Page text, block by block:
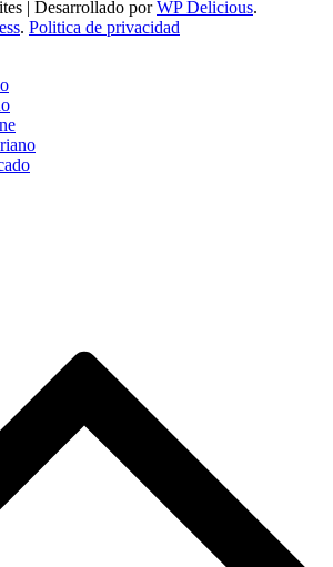
| Desarrollado porWP Delicious.
. Politica de privacidad